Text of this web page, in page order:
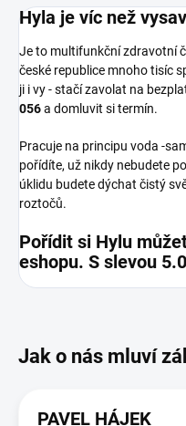
Hyla je víc než
Je to multifunkční zdravotní
české republice mnoho tisíc
ji i vy - stačí zavolat na
056a domluvit si termín.
Pracuje na principu voda -
pořídíte, už nikdy nebudete
úklidu budete dýchat čistý
roztočů.
Pořídit si Hylu
eshopu. S slevou
PAVEL HÁJEK